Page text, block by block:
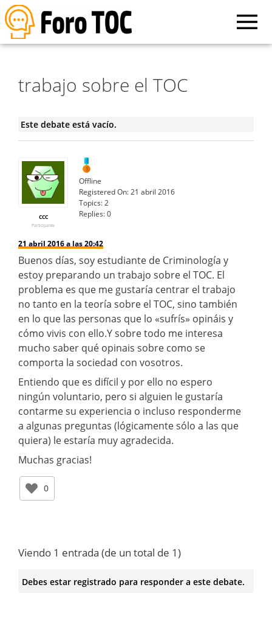
trabajo sobre el TOC
Este debate está vacío.
ccc
Participante
Offline
Registered On:21 abril 2016
Topics:2
Replies:0
21 abril 2016 a las 20:42
Buenos días, soy estudiante de Criminología y
estoy preparando un trabajo sobre el TOC. El
problema es que me gustaría centrar el trabajo
no tanto en la teoría sobre el TOC, sino también
en lo que las personas que lo «sufrís» opináis y
cómo vivis con ello.Y sobre todo me interesa
mucho saber qué opinais sobre como se
comporta la sociedad con vosotros.
Entiendo que es difícil y por ello no espero
ningún voluntario, pero si alguien le gustaría
contarme su experiencia o incluso responderme
a algunas preguntas (lógicamente sólo a las que
quiera) le estaría muy agradecida.
Muchas gracias!
0
Viendo 1 entrada (de un total de 1)
Debes estar registrado para responder a este debate.